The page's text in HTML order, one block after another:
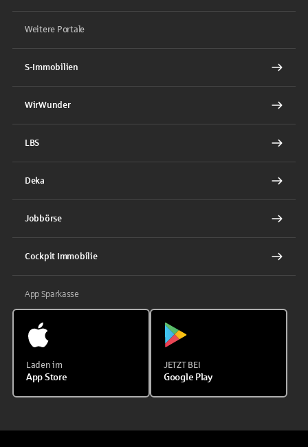
Weitere Portale
S-Immobilien
WirWunder
LBS
Deka
Jobbörse
Cockpit Immobilie
App Sparkasse
Laden im
App Store
JETZT BEI
Google Play